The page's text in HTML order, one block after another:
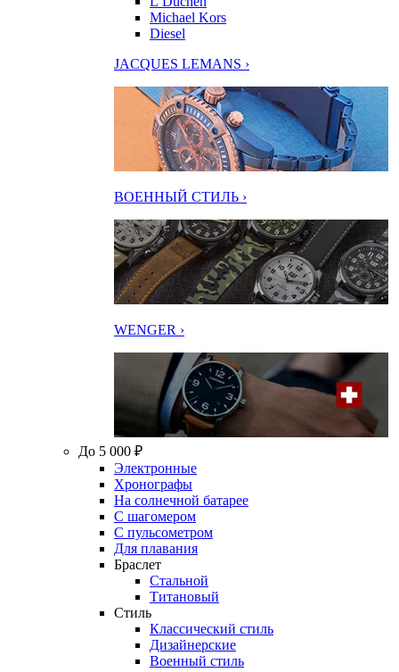
Michael Kors
Diesel
JACQUES LEMANS ›
ВОЕННЫЙ СТИЛЬ ›
WENGER ›
До 5 000 ₽
Электронные
Хронографы
На солнечной батарее
С шагомером
С пульсометром
Для плавания
Браслет
Стальной
Титановый
Стиль
Классический стиль
Дизайнерские
Военный стиль